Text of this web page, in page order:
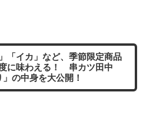
「イカ」など、季節限定商品
に味わえる！ 串カツ田中
」の中身を大公開！